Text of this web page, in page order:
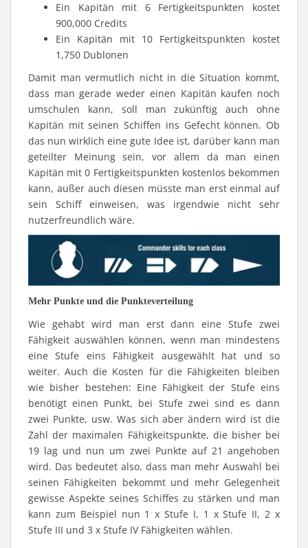
Ein Kapitän mit 6 Fertigkeitspunkten kostet
900,000 Credits
Ein Kapitän mit 10 Fertigkeitspunkten kostet
1,750 Dublonen
Damit man vermutlich nicht in die Situation kommt,
dass man gerade weder einen Kapitän kaufen noch
umschulen kann, soll man zukünftig auch ohne
Kapitän mit seinen Schiffen ins Gefecht können. Ob
das nun wirklich eine gute Idee ist, darüber kann man
geteilter Meinung sein, vor allem da man einen
Kapitän mit 0 Fertigkeitspunkten kostenlos bekommen
kann, außer auch diesen müsste man erst einmal auf
sein Schiff einweisen, was irgendwie nicht sehr
nutzerfreundlich wäre.
Mehr Punkte und die Punkteverteilung
Wie gehabt wird man erst dann eine Stufe zwei
Fähigkeit auswählen können, wenn man mindestens
eine Stufe eins Fähigkeit ausgewählt hat und so
weiter. Auch die Kosten für die Fähigkeiten bleiben
wie bisher bestehen: Eine Fähigkeit der Stufe eins
benötigt einen Punkt, bei Stufe zwei sind es dann
zwei Punkte, usw. Was sich aber ändern wird ist die
Zahl der maximalen Fähigkeitspunkte, die bisher bei
19 lag und nun um zwei Punkte auf 21 angehoben
wird. Das bedeutet also, dass man mehr Auswahl bei
seinen Fähigkeiten bekommt und mehr Gelegenheit
gewisse Aspekte seines Schiffes zu stärken und man
kann zum Beispiel nun 1 x Stufe I, 1 x Stufe II, 2 x
Stufe III und 3 x Stufe IV Fähigkeiten wählen.